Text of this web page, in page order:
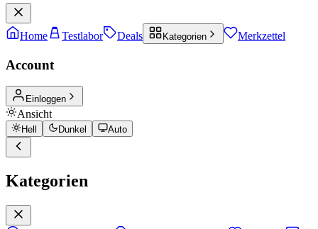
Home Testlabor Deals Kategorien Merkzettel
Account
Einloggen
Ansicht
Hell Dunkel Auto
Kategorien